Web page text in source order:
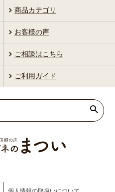
商品カテゴリ
お客様の声
ご相談はこちら
ご利用ガイド